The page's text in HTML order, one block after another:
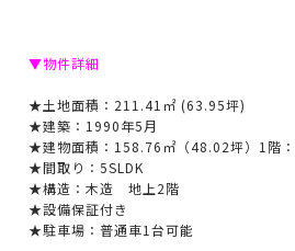
▼物件詳細
★土地面積：211.41㎡ (63.95坪)
★建築：1990年5月
★建物面積：158.76㎡（48.02坪）1階
★間取り：5SLDK
★構造：木造 地上2階
★設備保証付き
★駐車場：普通車1台可能